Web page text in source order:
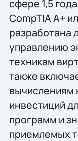
сфере 1,5
CompTIA A+
разработана
управлению
техникам
также
вычислениям
инвестиций
программ и
приемлемых